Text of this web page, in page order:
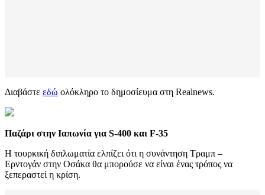
Διαβάστε εδώ ολόκληρο το δημοσίευμα στη Realnews.
Παζάρι στην Ιαπωνία για S-400 και F-35
Η τουρκική διπλωματία ελπίζει ότι η συνάντηση Τραμπ –
Ερντογάν στην Οσάκα θα μπορούσε να είναι ένας τρόπος να
ξεπεραστεί η κρίση.